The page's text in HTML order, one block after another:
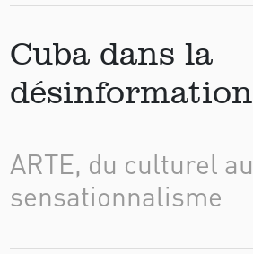
Cuba dans la
désinformation
ARTE, du culturel au
sensationnalisme